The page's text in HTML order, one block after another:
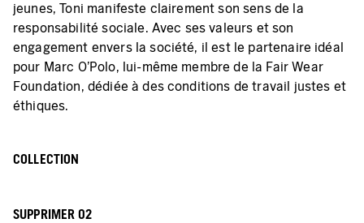
jeunes, Toni manifeste clairement son sens de la
responsabilité sociale. Avec ses valeurs et son
engagement envers la société, il est le partenaire idéal
pour Marc O'Polo, lui-même membre de la Fair Wear
Foundation, dédiée à des conditions de travail justes et
éthiques.
COLLECTION
SUPPRIMER 02